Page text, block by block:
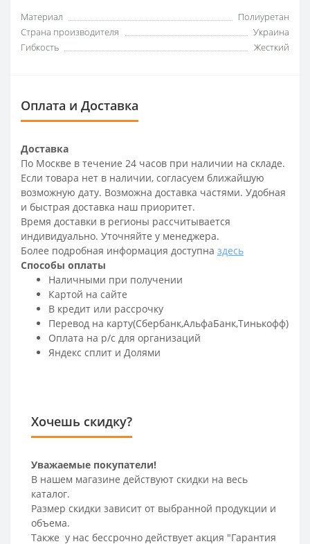
Материал
Полиуретан
Страна производителя
Украина
Гибкость
Жесткий
Оплата и Доставка
Доставка
По Москве в течение 24 часов при наличии на складе.
Если товара нет в наличии, согласуем ближайшую
возможную дату. Возможна доставка частями. Удобная
и быстрая доставка наш приоритет.
Время доставки в регионы рассчитывается
индивидуально. Уточняйте у менеджера.
Более подробная информация доступна здесь
Способы оплаты
Наличными при получении
Картой на сайте
В кредит или рассрочку
Перевод на карту(Сбербанк,АльфаБанк,Тинькофф)
Оплата на р/c для организаций
Яндекс сплит и Долями
Хочешь скидку?
Уважаемые покупатели!
В нашем магазине действуют скидки на весь
каталог.
Размер скидки зависит от выбранной продукции и
объема.
Также у нас бессрочно действует акция "Гарантия